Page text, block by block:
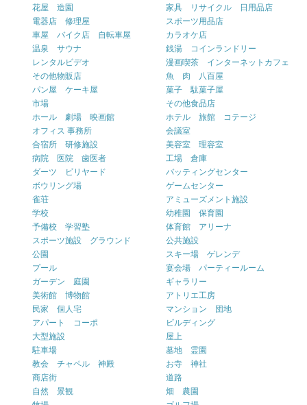
花屋 造園
家具 リサイクル 日用品店
電器店 修理屋
スポーツ用品店
車屋 バイク店 自転車屋
カラオケ店
温泉 サウナ
銭湯 コインランドリー
レンタルビデオ
漫画喫茶 インターネットカフェ
その他物販店
魚 肉 八百屋
パン屋 ケーキ屋
菓子 駄菓子屋
市場
その他食品店
ホール 劇場 映画館
ホテル 旅館 コテージ
オフィス 事務所
会議室
合宿所 研修施設
美容室 理容室
病院 医院 歯医者
工場 倉庫
ダーツ ビリヤード
バッティングセンター
ボウリング場
ゲームセンター
雀荘
アミューズメント施設
学校
幼稚園 保育園
予備校 学習塾
体育館 アリーナ
スポーツ施設 グラウンド
公共施設
公園
スキー場 ゲレンデ
プール
宴会場 パーティールーム
ガーデン 庭園
ギャラリー
美術館 博物館
アトリエ工房
民家 個人宅
マンション 団地
アパート コーポ
ビルディング
大型施設
屋上
駐車場
墓地 霊園
教会 チャペル 神殿
お寺 神社
商店街
道路
自然 景観
畑 農園